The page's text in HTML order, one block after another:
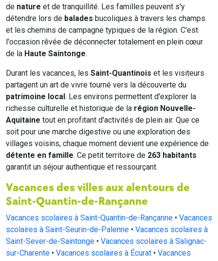
de nature et de tranquillité. Les familles peuvent s'y
détendre lors de balades bucoliques à travers les champs
et les chemins de campagne typiques de la région. C'est
l'occasion rêvée de déconnecter totalement en plein cœur
de la Haute Saintonge.
Durant les vacances, les Saint-Quantinois et les visiteurs
partagent un art de vivre tourné vers la découverte du
patrimoine local. Les environs permettent d'explorer la
richesse culturelle et historique de la région Nouvelle-
Aquitaine tout en profitant d'activités de plein air. Que ce
soit pour une marche digestive ou une exploration des
villages voisins, chaque moment devient une expérience de
détente en famille. Ce petit territoire de 263 habitants
garantit un séjour authentique et ressourçant.
Vacances des villes aux alentours de
Saint-Quantin-de-Rançanne
Vacances scolaires à Saint-Quantin-de-Rançanne • Vacances
scolaires à Saint-Seurin-de-Palenne • Vacances scolaires à
Saint-Sever-de-Saintonge • Vacances scolaires à Salignac-
sur-Charente • Vacances scolaires à Écurat • Vacances